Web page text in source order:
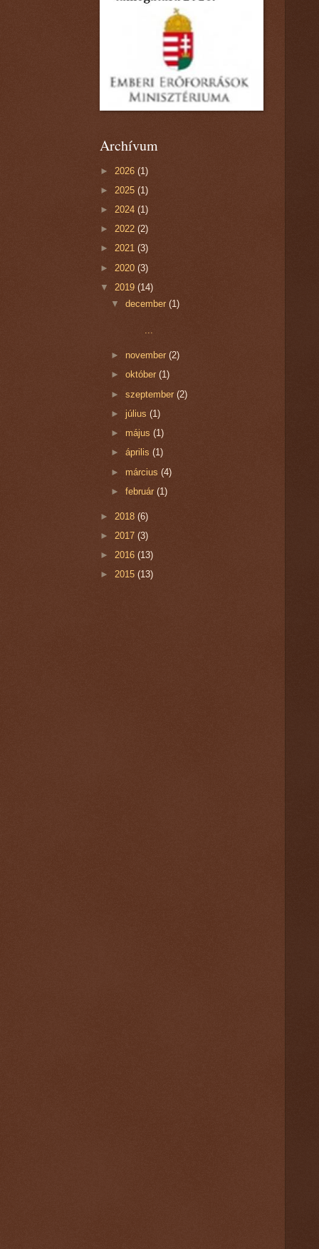
Archívum
► 2026 (1)
► 2025 (1)
► 2024 (1)
► 2022 (2)
► 2021 (3)
► 2020 (3)
▼ 2019 (14)
▼december(1)
...
► november(2)
►október(1)
►szeptember(2)
►július(1)
► május(1)
►április(1)
► március(4)
►február(1)
► 2018 (6)
► 2017 (3)
► 2016 (13)
► 2015 (13)